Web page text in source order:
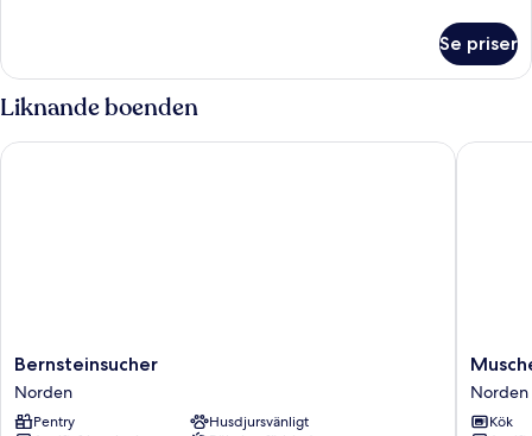
Se priser
Liknande boenden
Bernsteinsucher
Norden
Bernsteinsucher
Norden
Pentry
Husdjursvänligt
Bernsteinsucher
Norden
Norden
Kök